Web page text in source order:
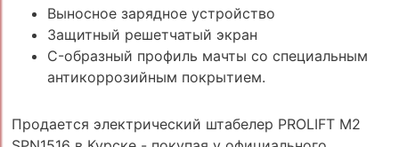
Выносное зарядное устройство
Защитный решетчатый экран
C-образный профиль мачты со специальным
антикоррозийным покрытием.
Продается электрический штабелер PROLIFT M2